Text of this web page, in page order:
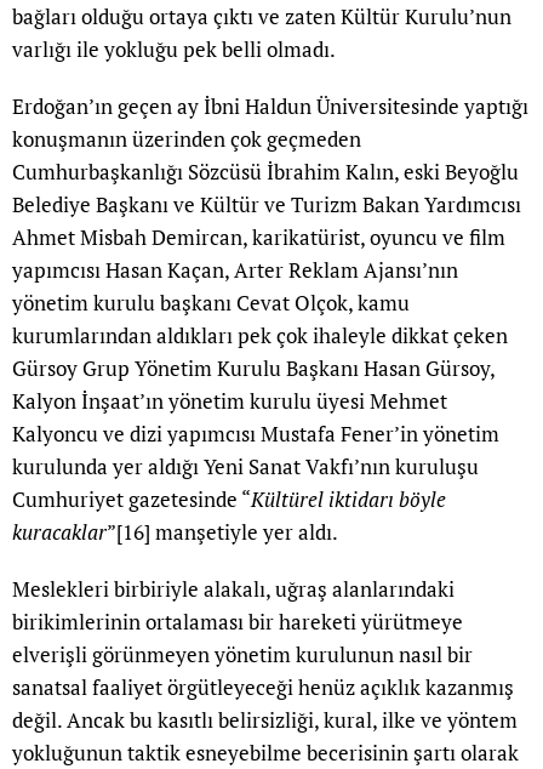
bağları olduğu ortaya çıktı ve zaten Kültür Kurulu’nun
varlığı ile yokluğu pek belli olmadı.
Erdoğan’ın geçen ay İbni Haldun Üniversitesinde yaptığı
konuşmanın üzerinden çok geçmeden
Cumhurbaşkanlığı Sözcüsü İbrahim Kalın, eski Beyoğlu
Belediye Başkanı ve Kültür ve Turizm Bakan Yardımcısı
Ahmet Misbah Demircan, karikatürist, oyuncu ve film
yapımcısı Hasan Kaçan, Arter Reklam Ajansı’nın
yönetim kurulu başkanı Cevat Olçok, kamu
kurumlarından aldıkları pek çok ihaleyle dikkat çeken
Gürsoy Grup Yönetim Kurulu Başkanı Hasan Gürsoy,
Kalyon İnşaat’ın yönetim kurulu üyesi Mehmet
Kalyoncu ve dizi yapımcısı Mustafa Fener’in yönetim
kurulunda yer aldığı Yeni Sanat Vakfı’nın kuruluşu
Cumhuriyet gazetesinde “Kültürel iktidarı böyle
kuracaklar”[16] manşetiyle yer aldı.
Meslekleri birbiriyle alakalı, uğraş alanlarındaki
birikimlerinin ortalaması bir hareketi yürütmeye
elverişli görünmeyen yönetim kurulunun nasıl bir
sanatsal faaliyet örgütleyeceği henüz açıklık kazanmış
değil. Ancak bu kasıtlı belirsizliği, kural, ilke ve yöntem
yokluğunun taktik esneyebilme becerisinin şartı olarak